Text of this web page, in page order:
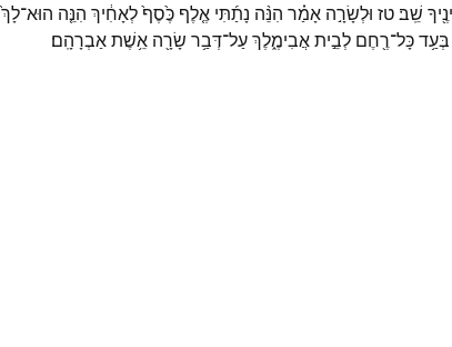
שֵֽׁב׃טז וּלְשָׂרָ֣ה אָמַ֗ר הִנֵּ֨ה נָתַ֜תִּי אֶ֤לֶף כֶּ֙סֶף֙לְאָחִ֔יךְ הִנֵּ֤ה הוּא־לָךְ֙
בְּעַ֥דכָּל־רֶ֖חֶם לְבֵ֣יתאֲבִימֶ֑לֶךְעַל־דְּבַ֥ר שָׂרָ֖ה אֵ֥שֶׁתאַבְרָהָֽם׃